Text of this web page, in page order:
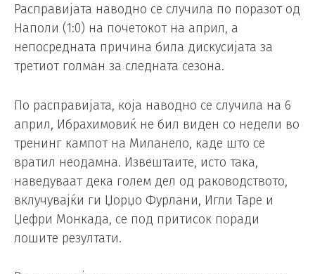
Расправијата наводно се случила по поразот од
Наполи (1:0) на почетокот на април, а
непосредната причина била дискусијата за
третиот голман за следната сезона.
По расправијата, која наводно се случила на 6
април, Ибрахимовиќ не бил виден со недели во
тренинг кампот на Миланело, каде што се
вратил неодамна. Извештаите, исто така,
наведуваат дека голем дел од раководството,
вклучувајќи ги Џорџо Фурлани, Игли Таре и
Џефри Монкада, се под притисок поради
лошите резултати.